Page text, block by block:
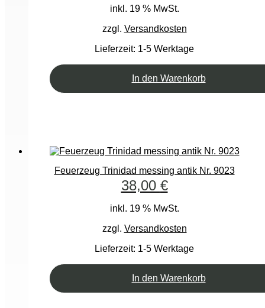
inkl. 19 % MwSt.
zzgl. Versandkosten
Lieferzeit: 1-5 Werktage
In den Warenkorb
Feuerzeug Trinidad messing antik Nr. 9023
38,00 €
inkl. 19 % MwSt.
zzgl. Versandkosten
Lieferzeit: 1-5 Werktage
In den Warenkorb